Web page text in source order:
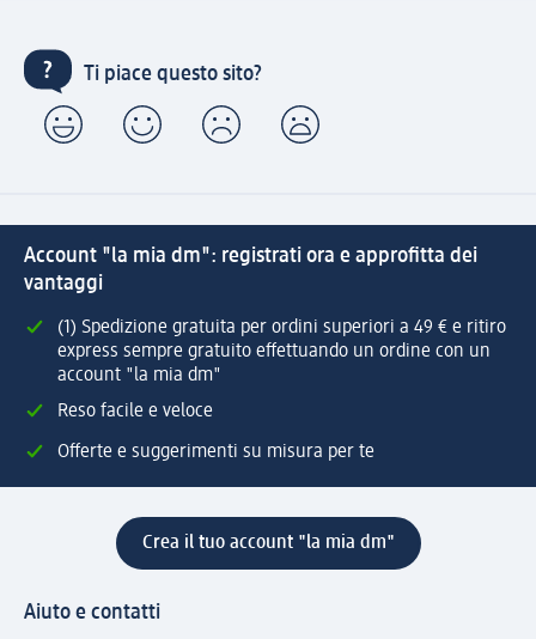
Ti piace questo sito?
Account "la mia dm": registrati ora e approfitta dei
vantaggi
(1) Spedizione gratuita per ordini superiori a 49 € e ritiro
express sempre gratuito effettuando un ordine con un
account "la mia dm"
Reso facile e veloce
Offerte e suggerimenti su misura per te
Crea il tuo account "la mia dm"
Aiuto e contatti